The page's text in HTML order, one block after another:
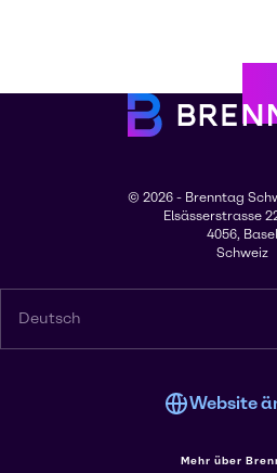
© 2026 - Brenntag
Elsässerstrasse
4056, Basel
Schweiz
Deutsch
Website
Mehr über